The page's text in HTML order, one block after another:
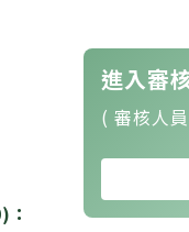
進入審
( 審核人